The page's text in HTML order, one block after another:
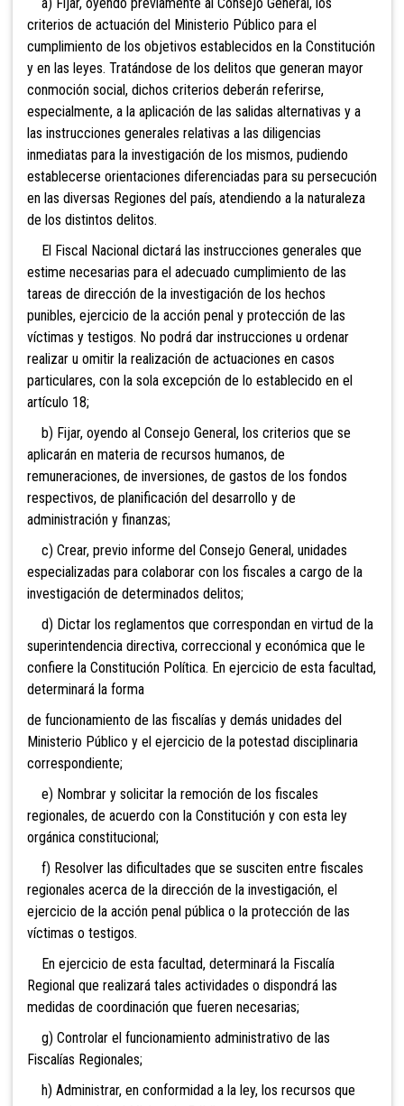
criterios de actuación del Ministerio Público para el
cumplimiento de los objetivos establecidos en la Constitución
y en las leyes. Tratándose de los delitos que generan mayor
conmoción social, dichos criterios deberán referirse,
especialmente, a la aplicación de las salidas alternativas y a
las instrucciones generales relativas a las diligencias
inmediatas para la investigación de los mismos, pudiendo
establecerse orientaciones diferenciadas para su persecución
en las diversas Regiones del país, atendiendo a la naturaleza
de los distintos delitos.
El Fiscal Nacional dictará las instrucciones generales que
estime necesarias para el adecuado cumplimiento de las
tareas de dirección de la investigación de los hechos
punibles, ejercicio de la acción penal y protección de las
víctimas y testigos. No podrá dar instrucciones u ordenar
realizar u omitir la realización de actuaciones en casos
particulares, con la sola excepción de lo establecido en el
artículo 18;
b) Fijar, oyendo al Consejo General, los criterios que se
aplicarán en materia de recursos humanos, de
remuneraciones, de inversiones, de gastos de los fondos
respectivos, de planificación del desarrollo y de
administración y finanzas;
c) Crear, previo informe del Consejo General, unidades
especializadas para colaborar con los fiscales a cargo de la
investigación de determinados delitos;
d) Dictar los reglamentos que correspondan en virtud de la
superintendencia directiva, correccional y económica que le
confiere la Constitución Política. En ejercicio de esta facultad,
determinará la forma
de funcionamiento de las fiscalías y demás unidades del
Ministerio Público y el ejercicio de la potestad disciplinaria
correspondiente;
e) Nombrar y solicitar la remoción de los fiscales
regionales, de acuerdo con la Constitución y con esta ley
orgánica constitucional;
f) Resolver las dificultades que se susciten entre fiscales
regionales acerca de la dirección de la investigación, el
ejercicio de la acción penal pública o la protección de las
víctimas o testigos.
En ejercicio de esta facultad, determinará la Fiscalía
Regional que realizará tales actividades o dispondrá las
medidas de coordinación que fueren necesarias;
g) Controlar el funcionamiento administrativo de las
Fiscalías Regionales;
h) Administrar, en conformidad a la ley, los recursos que